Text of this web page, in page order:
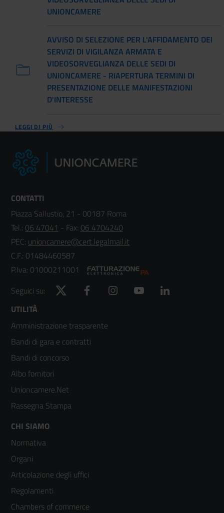
UNIONCAMERE
AVVISO DI SELEZIONE PER L'AFFIDAMENTO DEI
SERVIZI DI VIGILANZA ARMATA E
VIDEOSORVEGLIANZA DELLE SEDI DI
UNIONCAMERE - RIAPERTURA TERMINI DI
PRESENTAZIONE DELLE MANIFESTAZIONI
D'INTERESSE
LEGGI DI PIÙ
CONTATTI
Piazza Sallustio, 21 - 00187 Roma
Tel.: 06 47041 - Fax: 06 4704240
PEC: unioncamere@cert.legalmail.it
C.F.: 01484460587
P.Iva: 01000211001
Seguici su:
Twitter Facebook Instagram YouTube
Footer
menù
colonna
2
UTILITÀ
Amministrazione trasparente
Bandi di gara e contratti
Bandi di concorso
Albo fornitori
Unioncamere.Net
Rassegna Stampa
Footer
menù
colonna
3
CHI SIAMO
Normativa
Organi
Articolazione degli uffici
Regolamenti
Chambers of commerce